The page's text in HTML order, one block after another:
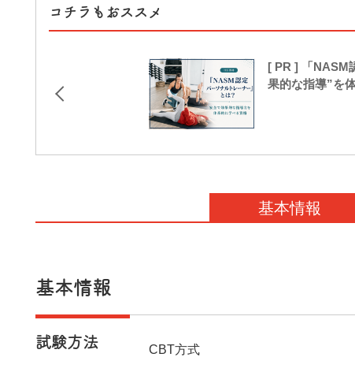
コチラもおススメ
[ PR ] 「NASM
果的な指導”を
基本情報
基本情報
試験方法 CBT方式